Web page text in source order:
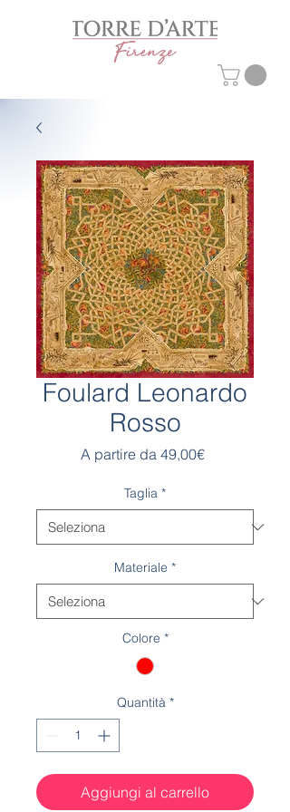
Foulard Leonardo
Rosso
A partire da 49,00€Prezzo
Taglia *
Materiale *
Colore *
Quantità *
Aggiungi al carrello